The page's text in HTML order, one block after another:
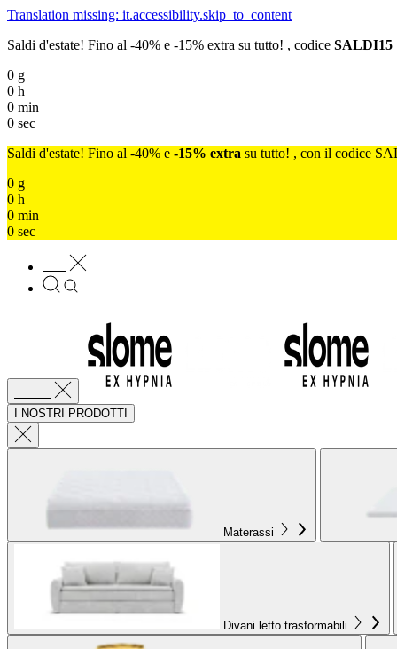
Translation missing: it.accessibility.skip_to_content
Saldi d'estate! Fino al -40% e -15% extra su tutto! , codice SALDI15
0 g
0 h
0 min
0 sec
Saldi d'estate! Fino al -40% e -15% extra su tutto! , con il codice
0 g
0 h
0 min
0 sec
I NOSTRI PRODOTTI
Materassi
Divani letto trasformabili